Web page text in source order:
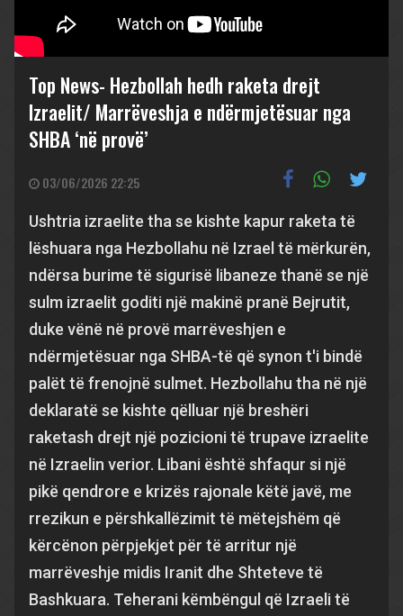
Top News- Hezbollah hedh raketa drejt
Izraelit/ Marrëveshja e ndërmjetësuar nga
SHBA ‘në provë’
03/06/2026 22:25
Ushtria izraelite tha se kishte kapur raketa të
lëshuara nga Hezbollahu në Izrael të mërkurën,
ndërsa burime të sigurisë libaneze thanë se një
sulm izraelit goditi një makinë pranë Bejrutit,
duke vënë në provë marrëveshjen e
ndërmjetësuar nga SHBA-të që synon t'i bindë
palët të frenojnë sulmet. Hezbollahu tha në një
deklaratë se kishte qëlluar një breshëri
raketash drejt një pozicioni të trupave izraelite
në Izraelin verior. Libani është shfaqur si një
pikë qendrore e krizës rajonale këtë javë, me
rrezikun e përshkallëzimit të mëtejshëm që
kërcënon përpjekjet për të arritur një
marrëveshje midis Iranit dhe Shteteve të
Bashkuara. Teherani këmbëngul që Izraeli të